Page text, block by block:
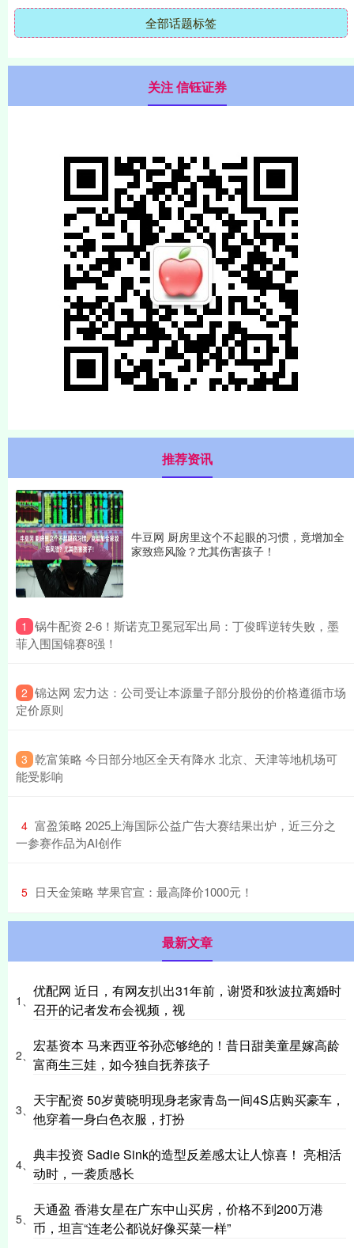
全部话题标签
关注 信钰证券
推荐资讯
牛豆网 厨房里这个不起眼的习惯，竟增加全
家致癌风险？尤其伤害孩子！
1 ​锅牛配资 2-6！斯诺克卫冕冠军出局：丁俊晖逆转失败，墨
菲入围国锦赛8强！
2 ​锦达网 宏力达：公司受让本源量子部分股份的价格遵循市场
定价原则
3 ​乾富策略 今日部分地区全天有降水 北京、天津等地机场可
能受影响
4 ​富盈策略 2025上海国际公益广告大赛结果出炉，近三分之
一参赛作品为AI创作
5 ​日天金策略 苹果官宣：最高降价1000元！
最新文章
1、
优配网 近日，有网友扒出31年前，谢贤和狄波拉离婚时
召开的记者发布会视频，视
2、
宏基资本 马来西亚爷孙恋够绝的！昔日甜美童星嫁高龄
富商生三娃，如今独自抚养孩子
3、
天宇配资 50岁黄晓明现身老家青岛一间4S店购买豪车，
他穿着一身白色衣服，打扮
4、
典丰投资 Sadie Sink的造型反差感太让人惊喜！ 亮相活
动时，一袭质感长
5、
天通盈 香港女星在广东中山买房，价格不到200万港
币，坦言“连老公都说好像买菜一样”